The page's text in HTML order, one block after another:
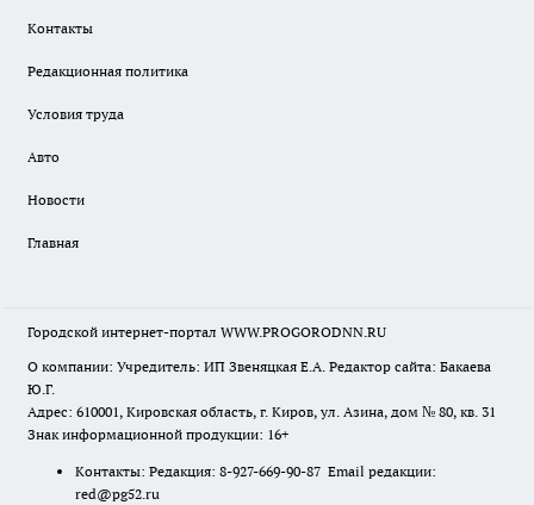
Контакты
Редакционная политика
Условия труда
Авто
Новости
Главная
Городской интернет-портал WWW.PROGORODNN.RU
О компании: Учредитель: ИП Звеняцкая Е.А. Редактор сайта: Бакаева
Ю.Г.
Адрес: 610001, Кировская область, г. Киров, ул. Азина, дом № 80, кв. 31
Знак информационной продукции: 16+
Контакты: Редакция: 8-927-669-90-87 Email редакции:
red@pg52.ru